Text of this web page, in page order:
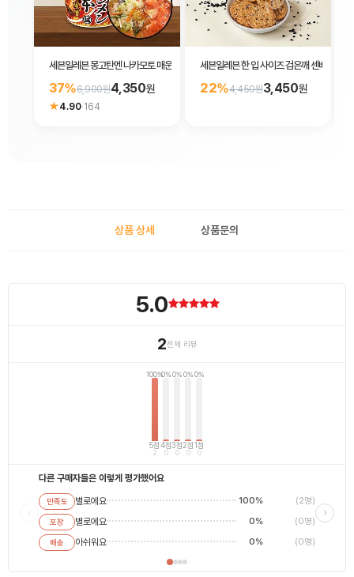
세븐일레븐 몽고탄멘 나카모토 매운맛 된장 컵라면122g
37%6,900원4,350원
★4.90·164
세븐일레븐 한 입 사이즈 검은깨 센베이 66g
22%4,450원3,450원
상품 상세 상품문의
5.0
2전체 리뷰
100%
5점
2
0%
4점
0
0%
3점
0
0%
2점
0
0%
1점
0
다른 구매자들은 이렇게 평가했어요
만족도 별로에요 100% (2명)
포장 별로에요 0% (0명)
배송 아쉬워요 0% (0명)
별로에
평범해
›